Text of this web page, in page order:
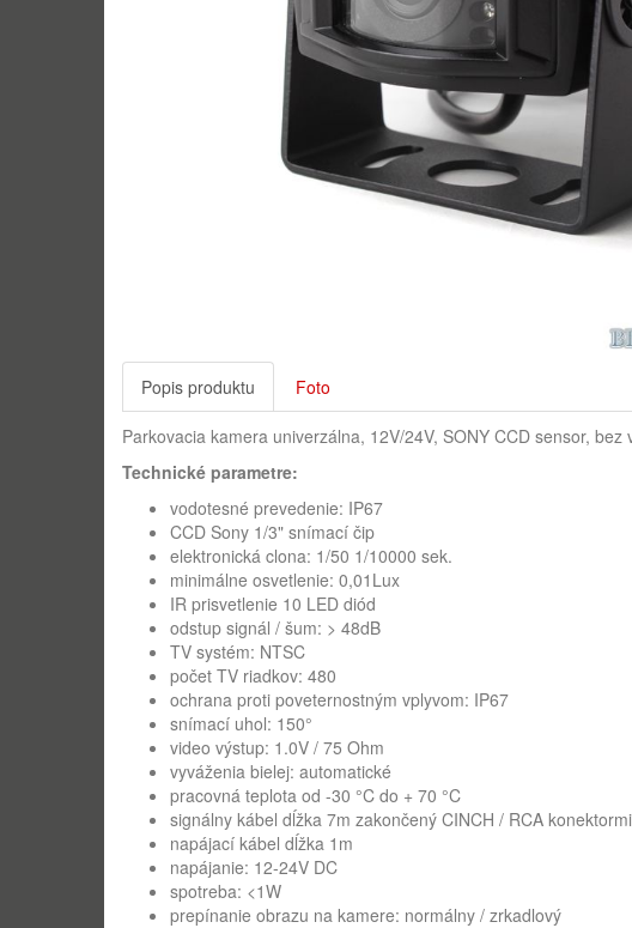
Popis produktu Foto
Parkovacia kamera univerzálna, 12V/24V, SONY CCD sensor,
Technické parametre:
vodotesné prevedenie: IP67
CCD Sony 1/3" snímací čip
elektronická clona: 1/50 1/10000 sek.
minimálne osvetlenie: 0,01Lux
IR prisvetlenie 10 LED diód
odstup signál / šum: > 48dB
TV systém: NTSC
počet TV riadkov: 480
ochrana proti poveternostným vplyvom: IP67
snímací uhol: 150°
video výstup: 1.0V / 75 Ohm
vyváženia bielej: automatické
pracovná teplota od -30 °C do + 70 °C
signálny kábel dĺžka 7m zakončený CINCH / RCA konektormi
napájací kábel dĺžka 1m
napájanie: 12-24V DC
spotreba: <1W
prepínanie obrazu na kamere: normálny / zrkadlový